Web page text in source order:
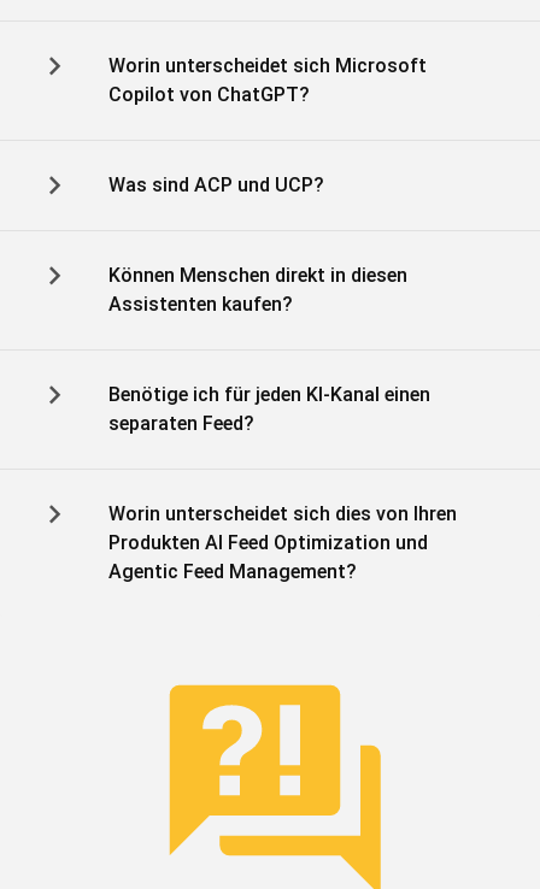
Worin unterscheidet sich Microsoft
Copilot von ChatGPT?
Was sind ACP und UCP?
Können Menschen direkt in diesen
Assistenten kaufen?
Benötige ich für jeden KI-Kanal einen
separaten Feed?
Worin unterscheidet sich dies von Ihren
Produkten AI Feed Optimization und
Agentic Feed Management?